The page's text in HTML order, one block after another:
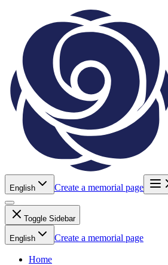
English Create a memorial page
Toggle Sidebar
English Create a memorial page
Home